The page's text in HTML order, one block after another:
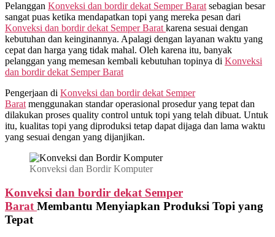
Pelanggan Konveksi dan bordir dekat Semper Barat sebagian besar
sangat puas ketika mendapatkan topi yang mereka pesan dari
Konveksi dan bordir dekat Semper Barat karena sesuai dengan
kebutuhan dan keinginannya. Apalagi dengan layanan waktu yang
cepat dan harga yang tidak mahal. Oleh karena itu, banyak
pelanggan yang memesan kembali kebutuhan topinya di Konveksi
dan bordir dekat Semper Barat
Pengerjaan di Konveksi dan bordir dekat Semper
Barat menggunakan standar operasional prosedur yang tepat dan
dilakukan proses quality control untuk topi yang telah dibuat. Untuk
itu, kualitas topi yang diproduksi tetap dapat dijaga dan lama waktu
yang sesuai dengan yang dijanjikan.
Konveksi dan Bordir Komputer
Konveksi dan bordir dekat Semper
Barat Membantu Menyiapkan Produksi Topi yang
Tepat